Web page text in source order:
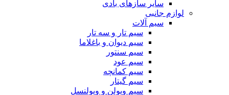
سایر سازهای بادی
لوازم جانبی
سیم آلات
سیم تار و سه تار
سیم دیوان و باغلاما
سیم سنتور
سیم عود
سیم کمانچه
سیم گیتار
سیم ویولن و ویولنسل